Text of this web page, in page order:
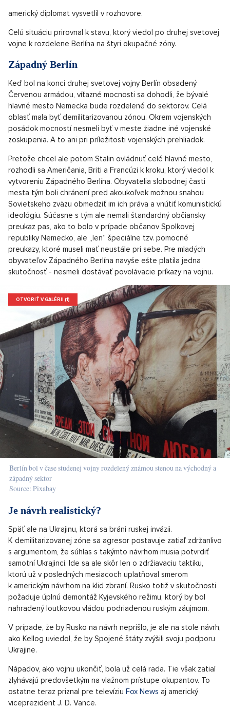
americký diplomat vysvetlil v rozhovore.
Celú situáciu prirovnal k stavu, ktorý viedol po druhej svetovej
vojne k rozdelene Berlína na štyri okupačné zóny.
Západný Berlín
Keď bol na konci druhej svetovej vojny Berlín obsadený
Červenou armádou, víťazné mocnosti sa dohodli, že bývalé
hlavné mesto Nemecka bude rozdelené do sektorov. Celá
oblasť mala byť demilitarizovanou zónou. Okrem vojenských
posádok mocností nesmeli byť v meste žiadne iné vojenské
zoskupenia. A to ani pri príležitosti vojenských prehliadok.
Pretože chcel ale potom Stalin ovládnuť celé hlavné mesto,
rozhodli sa Američania, Briti a Francúzi k kroku, ktorý viedol k
vytvoreniu Západného Berlína. Obyvatelia slobodnej časti
mesta tým boli chránení pred akoukoľvek možnou snahou
Sovietskeho zväzu obmedziť im ich práva a vnútiť komunistickú
ideológiu. Súčasne s tým ale nemali štandardný občiansky
preukaz pas, ako to bolo v prípade občanov Spolkovej
republiky Nemecko, ale „len“ špeciálne tzv. pomocné
preukazy, ktoré museli mať neustále pri sebe. Pre mladých
obyvateľov Západného Berlína navyše ešte platila jedna
skutočnosť - nesmeli dostávať povolávacie príkazy na vojnu.
OTVORIŤ V GALÉRII (1)
Berlín bol v čase studenej vojny rozdelený známou stenou na východný a
západný sektor
Source: Pixabay
Je návrh realistický?
Späť ale na Ukrajinu, ktorá sa bráni ruskej invázii.
K demilitarizovanej zóne sa agresor postavuje zatiaľ zdržanlivo
s argumentom, že súhlas s takýmto návrhom musia potvrdiť
samotní Ukrajinci. Ide sa ale skôr len o zdržiavaciu taktiku,
ktorú už v posledných mesiacoch uplatňoval smerom
k americkým návrhom na klid zbraní. Rusko totiž v skutočnosti
požaduje úplnú demontáž Kyjevského režimu, ktorý by bol
nahradený loutkovou vládou podriadenou ruským záujmom.
V prípade, že by Rusko na návrh neprišlo, je ale na stole návrh,
ako Kellog uviedol, že by Spojené štáty zvýšili svoju podporu
Ukrajine.
Nápadov, ako vojnu ukončiť, bola už celá rada. Tie však zatiaľ
zlyhávajú predovšetkým na vlažnom prístupe okupantov. To
ostatne teraz priznal pre televíziu Fox News aj americký
viceprezident J. D. Vance.